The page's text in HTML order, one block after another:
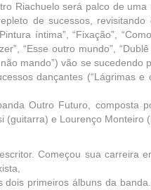
Riachuelo será palco de
de sucessos,
íntima”, “Fixação”,
“Esse outro mundo”,
mando”) vão se
dançantes (“Lágrimas e
Outro Futuro, composta
(guitarra) e Lourenço Monteiro
Começou sua carreira
dois primeiros álbuns da